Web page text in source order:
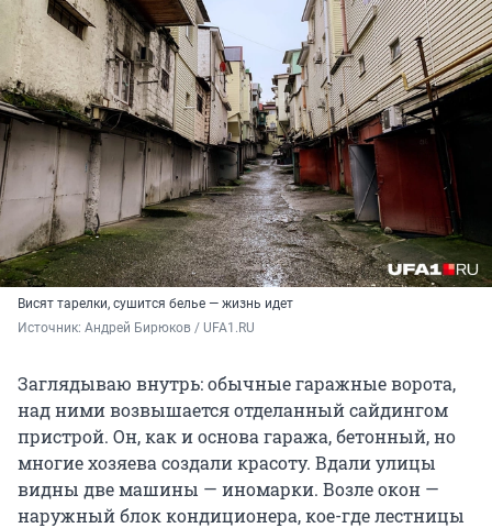
Висят тарелки, сушится белье — жизнь идет
Источник: Андрей Бирюков / UFA1.RU
Заглядываю внутрь: обычные гаражные ворота,
над ними возвышается отделанный сайдингом
пристрой. Он, как и основа гаража, бетонный, но
многие хозяева создали красоту. Вдали улицы
видны две машины — иномарки. Возле окон —
наружный блок кондиционера, кое-где лестницы